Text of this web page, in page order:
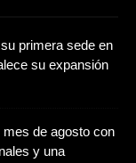
primera sede en
su expansión
de agosto con
y una